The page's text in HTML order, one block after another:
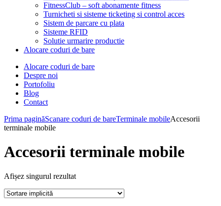
FitnessClub – soft abonamente fitness
Turnicheti si sisteme ticketing si control acces
Sistem de parcare cu plata
Sisteme RFID
Solutie urmarire productie
Alocare coduri de bare
Alocare coduri de bare
Despre noi
Portofoliu
Blog
Contact
Prima paginăScanare coduri de bareTerminale mobileAccesorii
terminale mobile
Accesorii terminale mobile
Afișez singurul rezultat